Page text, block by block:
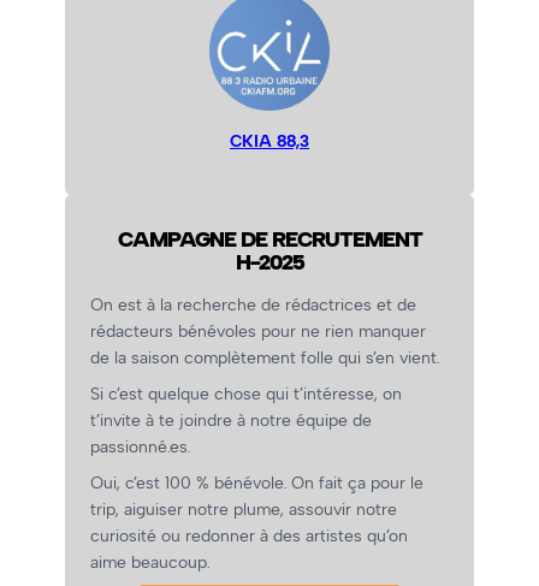
CKIA 88,3
CAMPAGNE DE RECRUTEMENT
H-2025
On est à la recherche de rédactrices et de
rédacteurs bénévoles pour ne rien manquer
de la saison complètement folle qui s’en vient.
Si c’est quelque chose qui t’intéresse, on
t’invite à te joindre à notre équipe de
passionné.es.
Oui, c’est 100 % bénévole. On fait ça pour le
trip, aiguiser notre plume, assouvir notre
curiosité ou redonner à des artistes qu’on
aime beaucoup.